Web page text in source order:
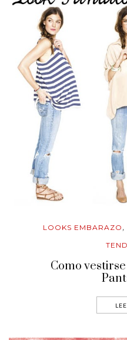
LOOKS EMBARAZO ,
Como